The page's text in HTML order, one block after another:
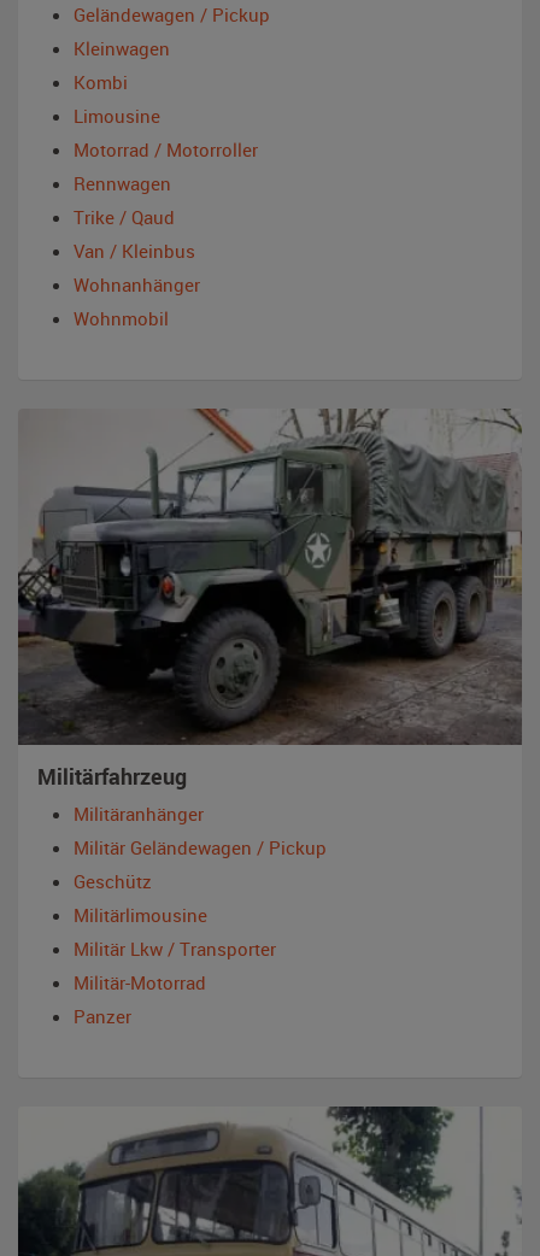
Geländewagen / Pickup
Kleinwagen
Kombi
Limousine
Motorrad / Motorroller
Rennwagen
Trike / Qaud
Van / Kleinbus
Wohnanhänger
Wohnmobil
Militärfahrzeug
Militäranhänger
Militär Geländewagen / Pickup
Geschütz
Militärlimousine
Militär Lkw / Transporter
Militär-Motorrad
Panzer